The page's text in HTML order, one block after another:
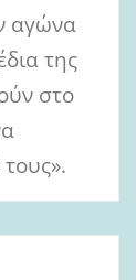
αγώνα
της
στο